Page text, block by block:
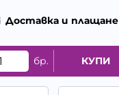
Доставка и плащане
бр. КУПИ